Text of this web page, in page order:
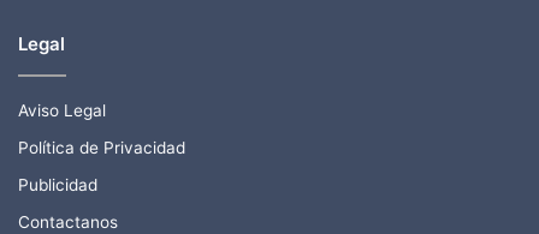
Legal
Aviso Legal
Política de Privacidad
Publicidad
Contactanos